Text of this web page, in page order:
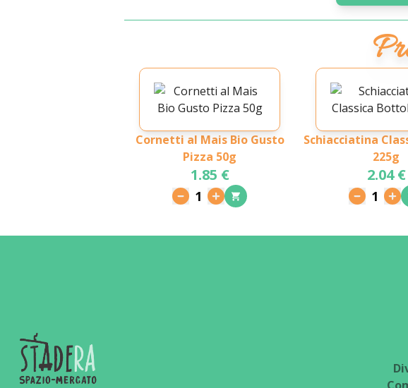
Cornetti al Mais Bio Gusto
Pizza 50g
1.85 €
1
Schiacciatina
225g
2.04 €
1